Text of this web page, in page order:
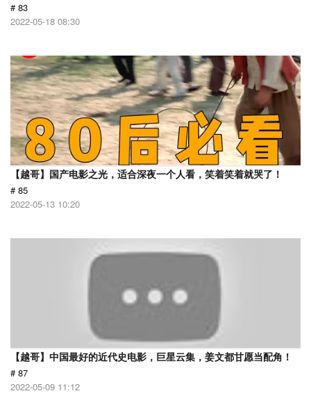
# 83
2022-05-18 08:30
【越哥】国产电影之光，适合深夜一个人看，笑着笑着就哭了！
# 85
2022-05-13 10:20
【越哥】中国最好的近代史电影，巨星云集，姜文都甘愿当配角！
# 87
2022-05-09 11:12